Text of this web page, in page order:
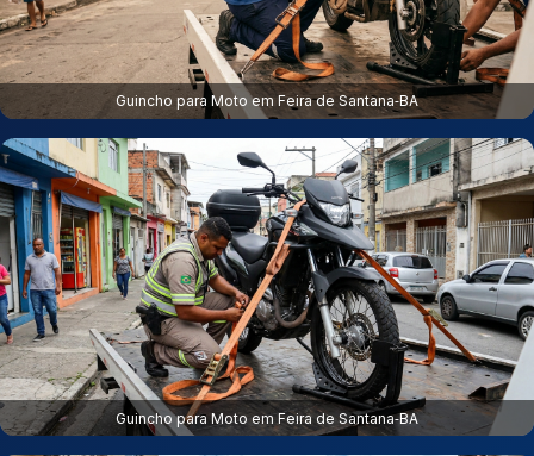
Guincho para Moto em Feira de Santana‑BA
Guincho para Moto em Feira de Santana‑BA